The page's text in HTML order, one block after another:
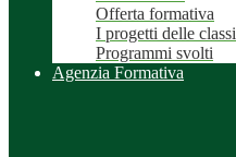
Offerta formativa
I progetti delle classi
Programmi svolti
Agenzia Formativa